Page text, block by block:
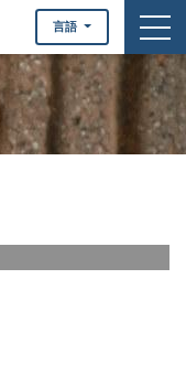
言語